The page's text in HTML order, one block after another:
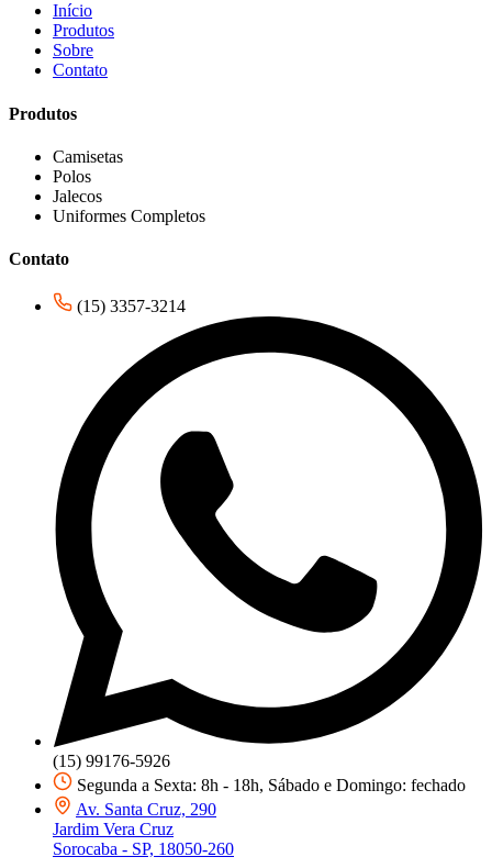
Início
Produtos
Sobre
Contato
Produtos
Camisetas
Polos
Jalecos
Uniformes Completos
Contato
(15) 3357-3214
(15) 99176-5926
Segunda a Sexta: 8h - 18h, Sábado e Domingo: fechado
Av. Santa Cruz, 290
Jardim Vera Cruz
Sorocaba - SP, 18050-260